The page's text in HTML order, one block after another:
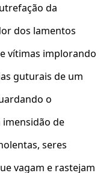
da
dos lamentos
vítimas implorando
guturais de um
o
de
seres
vagam e rastejam